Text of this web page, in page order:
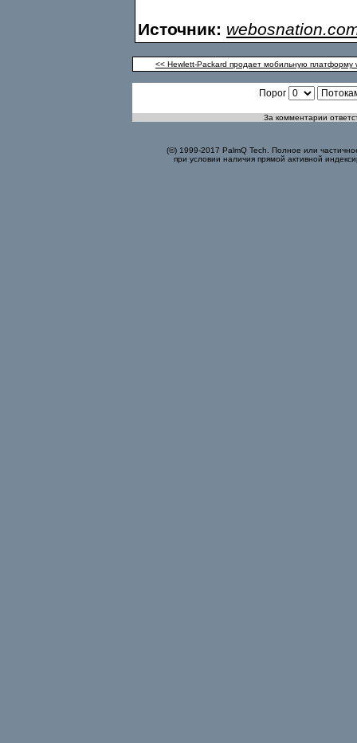
Источник:
<< Hewlett-Packard продает мобильную платформу
Порог
За комментарии
(©) 1999-2017 PalmQ Tech. Полное или
при условии наличия прямой активной